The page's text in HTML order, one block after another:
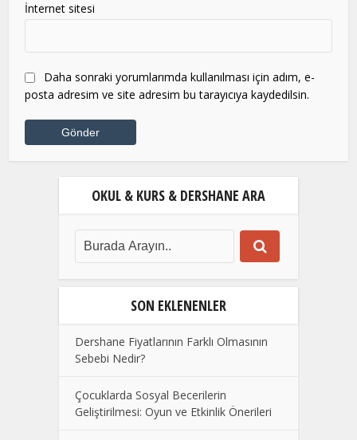
İnternet sitesi
Daha sonraki yorumlarımda kullanılması için adım, e-
posta adresim ve site adresim bu tarayıcıya kaydedilsin.
OKUL & KURS & DERSHANE ARA
SON EKLENENLER
Dershane Fiyatlarının Farklı Olmasının
Sebebi Nedir?
Çocuklarda Sosyal Becerilerin
Geliştirilmesi: Oyun ve Etkinlik Önerileri